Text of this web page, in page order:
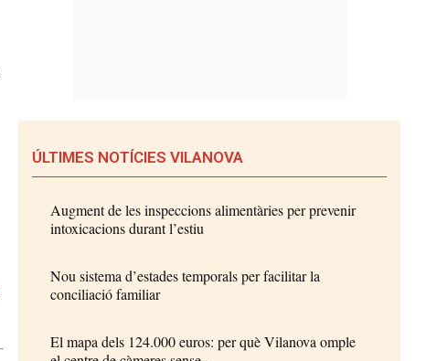
ÚLTIMES NOTÍCIES VILANOVA
Augment de les inspeccions alimentàries per prevenir
intoxicacions durant l’estiu
Nou sistema d’estades temporals per facilitar la
conciliació familiar
El mapa dels 124.000 euros: per què Vilanova omple